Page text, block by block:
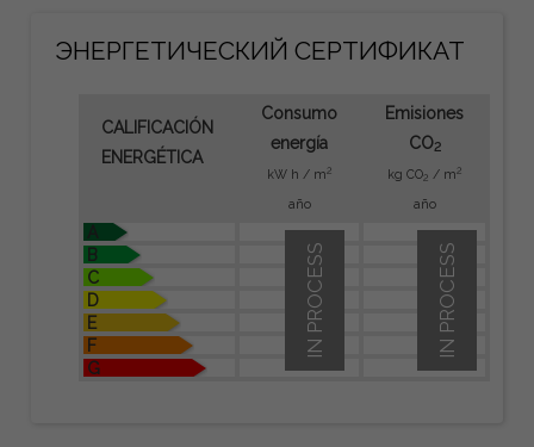
ЭНЕРГЕТИЧЕСКИЙ СЕРТИФИКАТ
CALIFICACIÓN
ENERGÉTICA
Consumo
energía
kW h / m2
año
Emisiones
CO2
kg CO2 / m2
año
A
B
C
D
E
F
G
IN PROCESS
IN PROCESS